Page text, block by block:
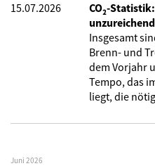
15.07.2026
CO₂-
Insgesamt
Brenn- und
dem Vorjahr
Tempo, das
liegt, die
Juni 2026